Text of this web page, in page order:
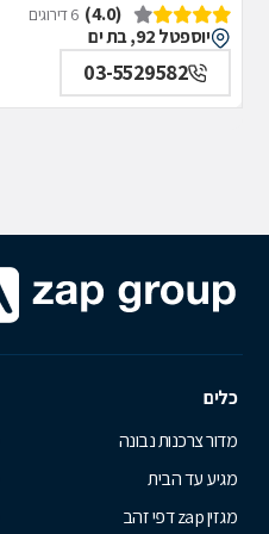
(4.0)
6 דירוגים
יוספטל 92, בת ים
03-5529582
כלים
מדור צרכנות נבונה
מגיע עד הבית
מגזין zap דפי זהב